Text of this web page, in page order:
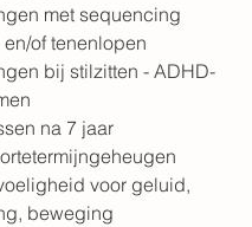
met sequencing
en/of tenenlopen
bij stilzitten - ADHD-
na 7 jaar
voor geluid,
beweging